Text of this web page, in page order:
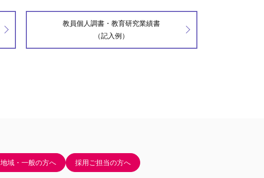
教員個人調書・教育研究業績書
（記入例）
地域・一般の方へ 採用ご担当の方へ